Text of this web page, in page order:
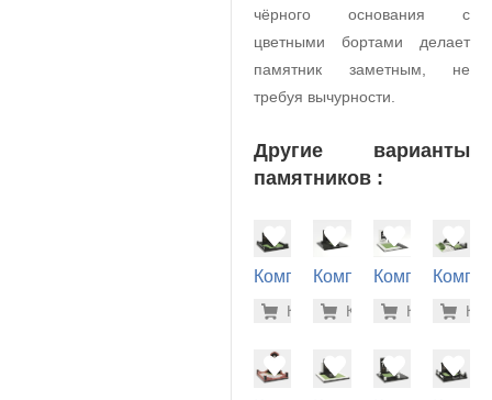
чёрного основания с
цветными бортами делает
памятник заметным, не
требуя вычурности.
Другие варианты
памятников :
Комплекс
могилу
-7%
Купить
Комплекс
могилу
-7%
Купить
Комплекс
могилу
-
Купитьмогилу